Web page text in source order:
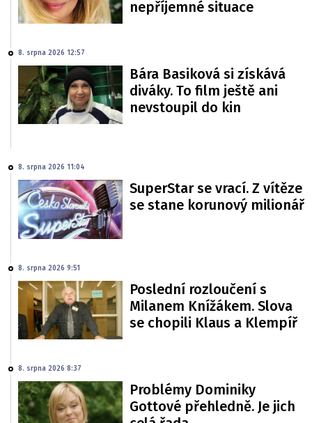
nepříjemné situace
8. srpna 2026 12:57
Bára Basiková si získává
diváky. To film ještě ani
nevstoupil do kin
8. srpna 2026 11:04
SuperStar se vrací. Z vítěze
se stane korunový milionář
8. srpna 2026 9:51
Poslední rozloučení s
Milanem Knížákem. Slova
se chopili Klaus a Klempíř
8. srpna 2026 8:37
Problémy Dominiky
Gottové přehledně. Je jich